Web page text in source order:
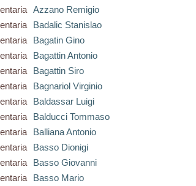
Azzano Remigio
Badalic Stanislao
Bagatin Gino
Bagattin Antonio
Bagattin Siro
Bagnariol Virginio
Baldassar Luigi
Balducci Tommaso
Balliana Antonio
Basso Dionigi
Basso Giovanni
Basso Mario